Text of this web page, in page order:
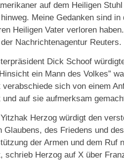
auf dem Heiligen
Meine Gedanken sind in
Heiligen Vater verloren
Nachrichtenagentur Reuters.
Dick Schoof
ein Mann des Volkes”
sich von einem
auf sie aufmerksam
Herzog würdigt den
Glaubens, des Friedens und
der Armen und dem Ruf
schrieb Herzog auf X über